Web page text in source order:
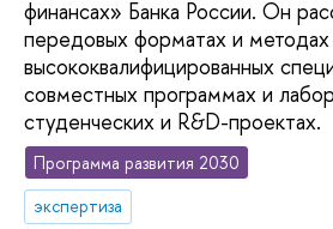
финансах» Банка России. Он
передовых форматах и методах
высококвалифицированных
совместных программах и
студенческих и R&D-проектах.
Программа развития 2030
экспертиза